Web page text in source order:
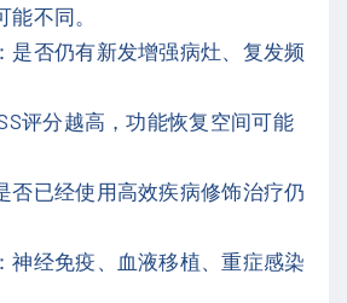
不同。
是否仍有新发增强病灶、复发频
评分越高，功能恢复空间可能
否已经使用高效疾病修饰治疗仍
神经免疫、血液移植、重症感染